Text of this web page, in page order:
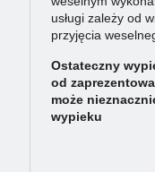
usługi zależy od
przyjęcia
Ostateczny
od
może
wypieku